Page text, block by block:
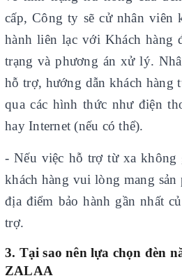
cấp, Công ty sẽ cử nhân viên
hành liên lạc với Khách hàng
trạng và phương án xử lý.
hỗ trợ, hướng dẫn khách hàng
qua các hình thức như điện
hay Internet (nếu có thể).
- Nếu việc hỗ trợ từ xa không
khách hàng vui lòng mang sản
địa điểm bảo hành gần nhất
trợ.
3. Tại sao nên lựa chọn đèn
ZALAA